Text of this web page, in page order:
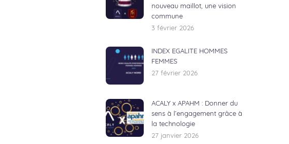
nouveau maillot, une vision
commune
3 février 2026
INDEX EGALITE HOMMES
FEMMES
27 février 2026
ACALY x APAHM : Donner du
sens à l’engagement grâce à
la technologie
27 janvier 2026